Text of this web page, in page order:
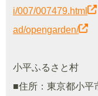
i/007/007479.html
ad/opengarden/
小平ふるさと村
■住所：東京都小平